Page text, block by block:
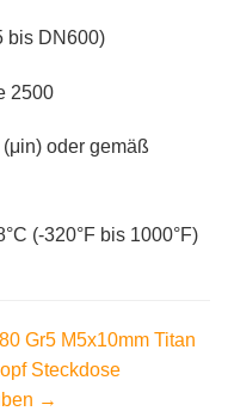
bis DN600)
2500
oder gemäß
(-320°F bis 1000°F)
Gr5 M5x10mm Titan
Steckdose
→